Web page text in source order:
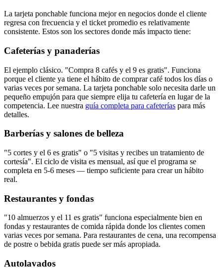
La tarjeta ponchable funciona mejor en negocios donde el cliente
regresa con frecuencia y el ticket promedio es relativamente
consistente. Estos son los sectores donde más impacto tiene:
Cafeterías y panaderías
El ejemplo clásico. "Compra 8 cafés y el 9 es gratis". Funciona
porque el cliente ya tiene el hábito de comprar café todos los días o
varias veces por semana. La tarjeta ponchable solo necesita darle un
pequeño empujón para que siempre elija tu cafetería en lugar de la
competencia. Lee nuestra guía completa para cafeterías para más
detalles.
Barberías y salones de belleza
"5 cortes y el 6 es gratis" o "5 visitas y recibes un tratamiento de
cortesía". El ciclo de visita es mensual, así que el programa se
completa en 5-6 meses — tiempo suficiente para crear un hábito
real.
Restaurantes y fondas
"10 almuerzos y el 11 es gratis" funciona especialmente bien en
fondas y restaurantes de comida rápida donde los clientes comen
varias veces por semana. Para restaurantes de cena, una recompensa
de postre o bebida gratis puede ser más apropiada.
Autolavados